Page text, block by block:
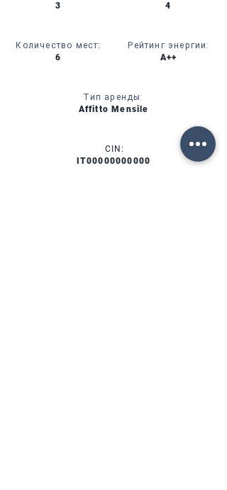
3
Количество мест:
6
4
Рейтинг энергии:
A++
Тип аренды:
Affitto Mensile
CIN:
IT00000000000